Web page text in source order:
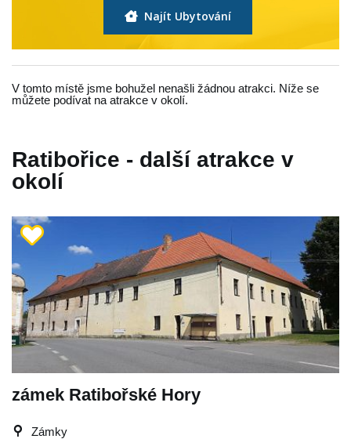
Najít Ubytování
V tomto místě jsme bohužel nenašli žádnou atrakci. Níže se
můžete podívat na atrakce v okolí.
Ratibořice - další atrakce v
okolí
zámek Ratibořské Hory
Zámky